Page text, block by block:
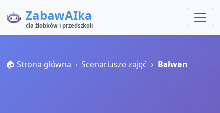
ZabawAIka
dla żłobków i przedszkoli
🏠 Strona główna Scenariusze zajęć Bałwan